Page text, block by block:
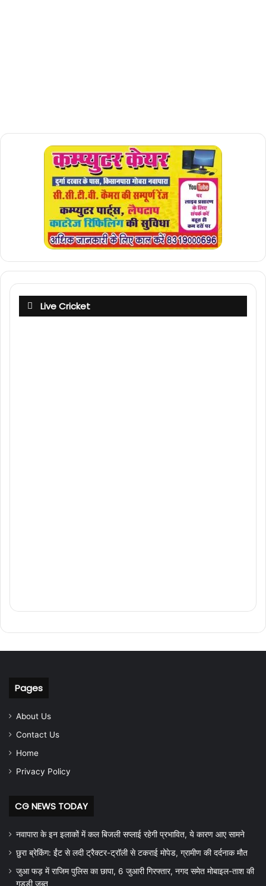
Live Cricket
Pages
About Us
Contact Us
Home
Privacy Policy
CG NEWS TODAY
नवापारा के इन इलाकों में कल बिजली सप्लाई रहेगी प्रभावित, ये कारण आए सामने
छुरा ब्रेकिंग: ईंट से लदी ट्रैक्टर-ट्रॉली से टकराई मोपेड, ग्रामीण की दर्दनाक मौत
जुआ फड़ में राजिम पुलिस का छापा, 6 जुआरी गिरफ्तार, नगद समेत मोबाइल-ताश की
गड्डी जब्त